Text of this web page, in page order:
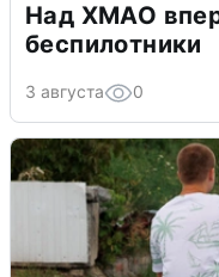
Над ХМАО
беспилотники
3 августа 0